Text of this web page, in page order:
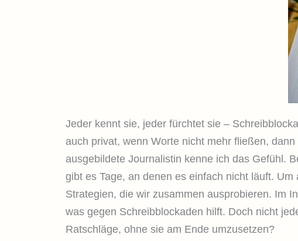
Jeder kennt sie, jeder fürchtet sie –
auch privat, wenn Worte nicht mehr fließen,
ausgebildete Journalistin kenne ich das Gefühl.
gibt es Tage, an denen es einfach nicht läuft.
Strategien, die wir zusammen ausprobieren. Im
was gegen Schreibblockaden hilft. Doch nicht
Ratschläge, ohne sie am Ende umzusetzen?